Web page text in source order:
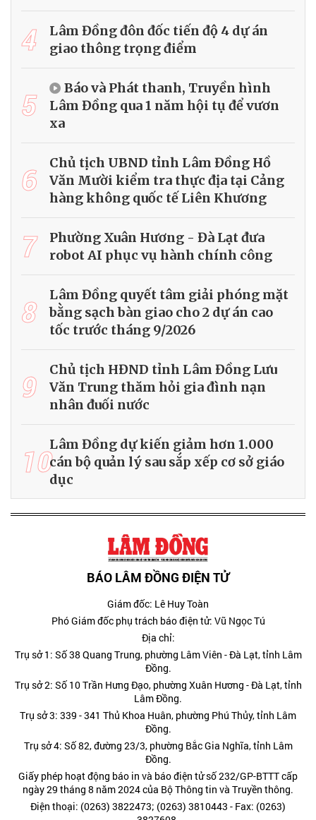
4
Lâm Đồng đôn đốc tiến độ 4 dự án
giao thông trọng điểm
5
Báo và Phát thanh, Truyền hình
Lâm Đồng qua 1 năm hội tụ để vươn
xa
6
Chủ tịch UBND tỉnh Lâm Đồng Hồ
Văn Mười kiểm tra thực địa tại Cảng
hàng không quốc tế Liên Khương
7
Phường Xuân Hương - Đà Lạt đưa
robot AI phục vụ hành chính công
8
Lâm Đồng quyết tâm giải phóng mặt
bằng sạch bàn giao cho 2 dự án cao
tốc trước tháng 9/2026
9
Chủ tịch HĐND tỉnh Lâm Đồng Lưu
Văn Trung thăm hỏi gia đình nạn
nhân đuối nước
10Lâm Đồng dự kiến giảm hơn 1.000
cán bộ quản lý sau sắp xếp cơ sở giáo
dục
BÁO LÂM ĐỒNG ĐIỆN TỬ
Giám đốc: Lê Huy Toàn
Phó Giám đốc phụ trách báo điện tử: Vũ Ngọc Tú
Địa chỉ:
Trụ sở 1: Số 38 Quang Trung, phường Lâm Viên - Đà Lạt, tỉnh Lâm
Đồng.
Trụ sở 2: Số 10 Trần Hưng Đạo, phường Xuân Hương - Đà Lạt, tỉnh
Lâm Đồng.
Trụ sở 3: 339 - 341 Thủ Khoa Huân, phường Phú Thủy, tỉnh Lâm
Đồng.
Trụ sở 4: Số 82, đường 23/3, phường Bắc Gia Nghĩa, tỉnh Lâm
Đồng.
Giấy phép hoạt động báo in và báo điện tử số 232/GP-BTTT cấp
ngày 29 tháng 8 năm 2024 của Bộ Thông tin và Truyền thông.
Điện thoại: (0263) 3822473; (0263) 3810443 - Fax: (0263)